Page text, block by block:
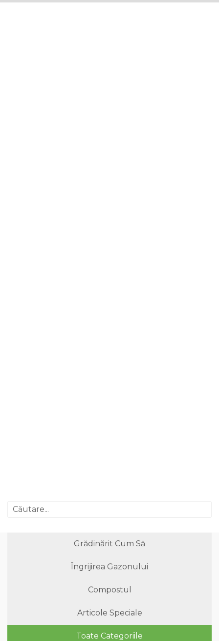
Grădinărit Cum Să
Îngrijirea Gazonului
Compostul
Articole Speciale
Toate Categoriile